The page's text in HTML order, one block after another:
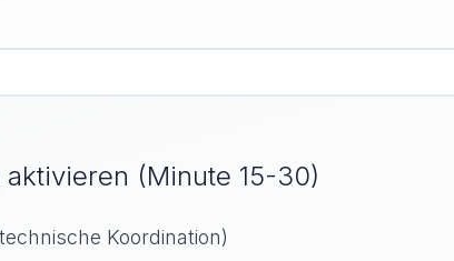
(Minute 15-30)
Koordination)